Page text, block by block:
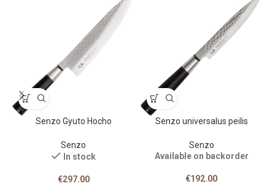
Senzo Gyuto Hocho
Senzo
In stock
€297.00
Senzo universalus peilis
Senzo
Available on backorder
€192.00